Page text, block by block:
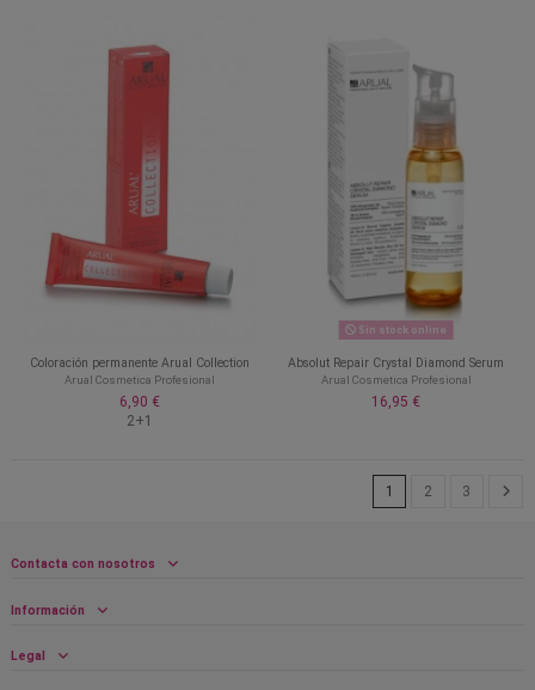
Coloración permanente Arual Collection
Arual Cosmetica Profesional
6,90 €
2+1
Sin stock online
Absolut Repair Crystal Diamond Serum
Arual Cosmetica Profesional
16,95 €
1 2 3
Contacta con nosotros
Información
Legal